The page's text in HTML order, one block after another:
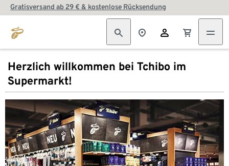
Gratisversand ab 29 € & kostenlose Rücksendung
Herzlich willkommen bei Tchibo im
Supermarkt!